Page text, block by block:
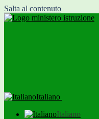
Salta al contenuto
Italiano
Italiano